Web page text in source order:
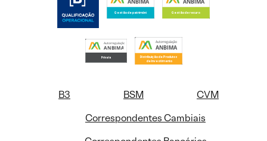
B3 BSM
CVM
Correspondentes Cambiais